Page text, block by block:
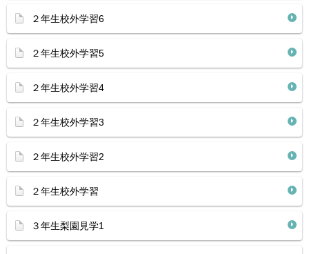
２年生校外学習6
２年生校外学習5
２年生校外学習4
２年生校外学習3
２年生校外学習2
２年生校外学習
３年生梨園見学1